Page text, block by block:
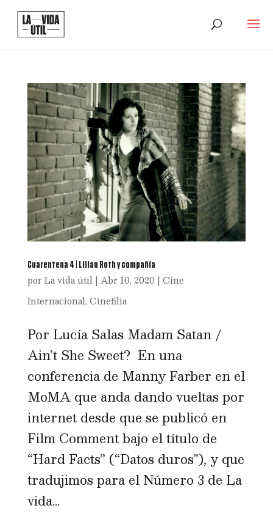
Cuarentena 4 | Lilian Roth y compañía
por La vida útil| Abr 10, 2020 | Cine
Internacional, Cinefilia
Por Lucía Salas Madam Satan /
Ain’t She Sweet? En una
conferencia de Manny Farber en el
MoMA que anda dando vueltas por
internet desde que se publicó en
Film Comment bajo el título de
“Hard Facts” (“Datos duros”), y que
tradujimos para el Número 3 de La
vida...